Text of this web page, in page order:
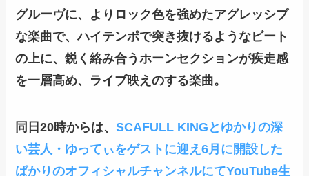
グルーヴに、よりロック色を強めたアグレッシブ
な楽曲で、ハイテンポで突き抜けるようなビート
の上に、鋭く絡み合うホーンセクションが疾走感
を一層高め、ライブ映えのする楽曲。
同日20時からは、SCAFULL KINGとゆかりの深
い芸人・ゆってぃをゲストに迎え6月に開設した
ばかりのオフィシャルチャンネルにてYouTube生